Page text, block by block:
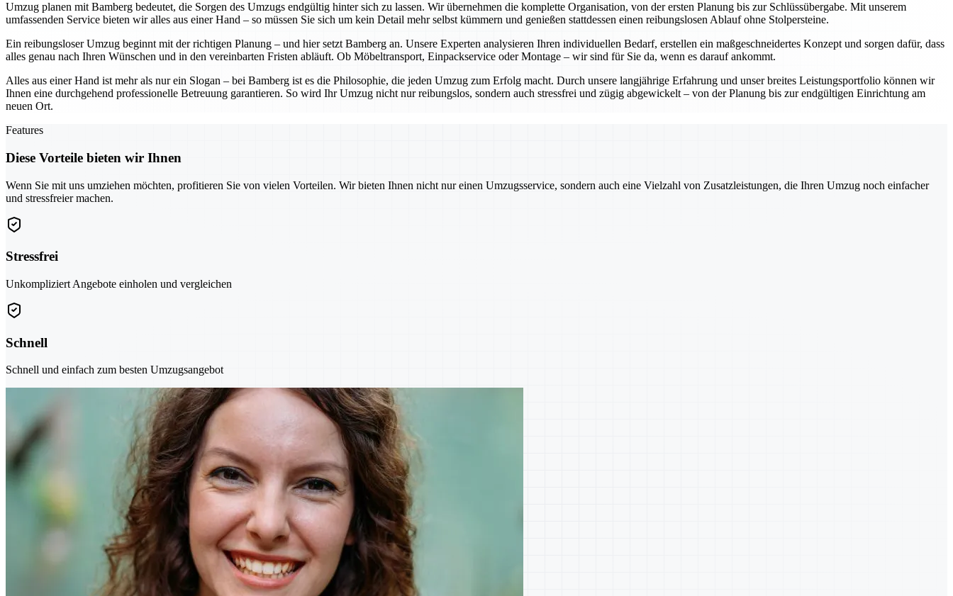
Umzug planen mit Bamberg bedeutet, die Sorgen des Umzugs endgültig hinter sich zu lassen. Wir übernehmen die komplette Organisation, von der ersten Planung bis zur Schlüssübergabe. Mit unserem
umfassenden Service bieten wir alles aus einer Hand – so müssen Sie sich um kein Detail mehr selbst kümmern und genießen stattdessen einen reibungslosen Ablauf ohne Stolpersteine.
Ein reibungsloser Umzug beginnt mit der richtigen Planung – und hier setzt Bamberg an. Unsere Experten analysieren Ihren individuellen Bedarf, erstellen ein maßgeschneidertes Konzept und sorgen dafür, dass
alles genau nach Ihren Wünschen und in den vereinbarten Fristen abläuft. Ob Möbeltransport, Einpackservice oder Montage – wir sind für Sie da, wenn es darauf ankommt.
Alles aus einer Hand ist mehr als nur ein Slogan – bei Bamberg ist es die Philosophie, die jeden Umzug zum Erfolg macht. Durch unsere langjährige Erfahrung und unser breites Leistungsportfolio können wir
Ihnen eine durchgehend professionelle Betreuung garantieren. So wird Ihr Umzug nicht nur reibungslos, sondern auch stressfrei und zügig abgewickelt – von der Planung bis zur endgültigen Einrichtung am
neuen Ort.
Features
Diese Vorteile bieten wir Ihnen
Wenn Sie mit uns umziehen möchten, profitieren Sie von vielen Vorteilen. Wir bieten Ihnen nicht nur einen Umzugsservice, sondern auch eine Vielzahl von Zusatzleistungen, die Ihren Umzug noch einfacher
und stressfreier machen.
Stressfrei
Unkompliziert Angebote einholen und vergleichen
Schnell
Schnell und einfach zum besten Umzugsangebot